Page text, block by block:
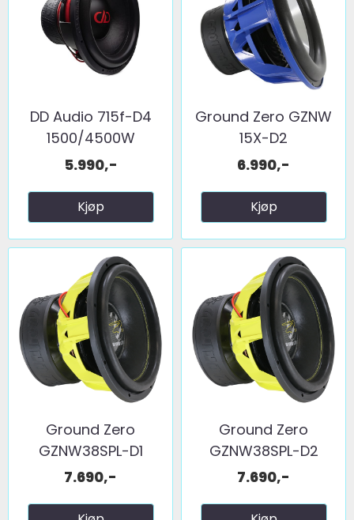
DD Audio 715f-D4
1500/4500W
5.990,-
Kjøp
Ground Zero GZNW
15X-D2
6.990,-
Kjøp
Ground Zero
GZNW38SPL-D1
5000w 2x1ohm
7.690,-
Ground Zero
GZNW38SPL-D2
5000w 2x2ohm
7.690,-